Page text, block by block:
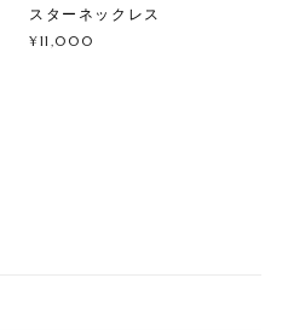
スターネックレス
¥11,000